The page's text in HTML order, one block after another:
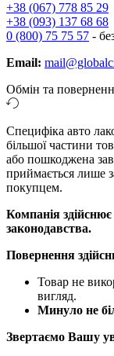
+38 (067) 778 85 29
+38 (093) 137 68 68
0 (800) 75 75 57 -
Email:
Обмін та
Специфіка авто
більшої частини
або пошкоджена
приймається лише
покупцем.
Компанія
законодавства.
Повернення
Товар не
вигляд.
Минуло не
Звертаємо Вашу